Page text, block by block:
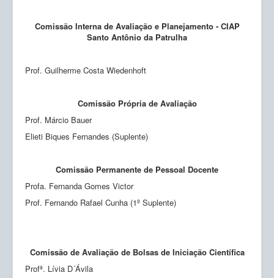
Comissão Interna de Avaliação e Planejamento - CIAP
Santo Antônio da Patrulha
Prof. Guilherme Costa Wiedenhoft
Comissão Própria de Avaliação
Prof. Márcio Bauer
Elieti Biques Fernandes (Suplente)
Comissão Permanente de Pessoal Docente
Profa. Fernanda Gomes Victor
Prof. Fernando Rafael Cunha (1º Suplente)
Comissão de Avaliação de Bolsas de Iniciação Científica
Profª. Lívia D´Ávila